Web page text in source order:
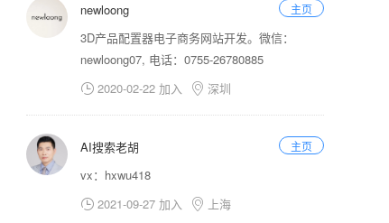
主页
newloong
3D产品配置器电子商务网站开发。微信：
newloong07, 电话：0755-26780885
 2020-02-22 加入  深圳
主页
AI搜索老胡
vx：hxwu418
 2021-09-27 加入  上海